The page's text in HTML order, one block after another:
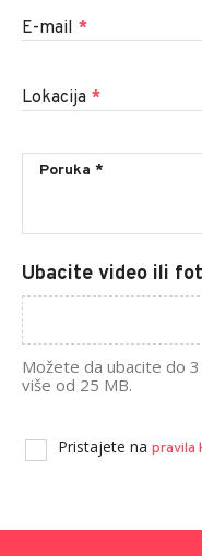
E-mail *
Lokacija *
Ubacite video ili
Možete da ubacite do
više od 25 MB.
Pristajete na pravila